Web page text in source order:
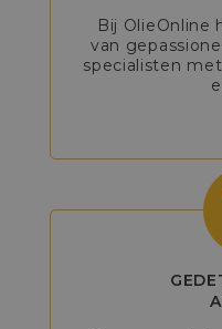
Bij OlieOnline
van
specialisten